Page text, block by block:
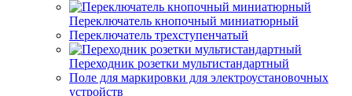
Переключатель кнопочный миниатюрный
Переключатель трехступенчатый
Переходник розетки мультистандартный
Поле для маркировки для электроустановочных
устройств